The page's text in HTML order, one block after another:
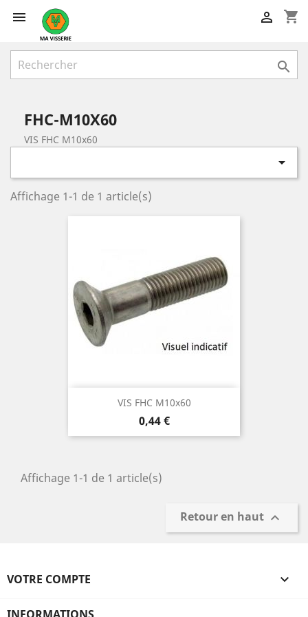
 shopping_cart


FHC-M10X60
VIS FHC M10x60

Affichage 1-1 de 1 article(s)
VIS FHC M10x60
Prix
0,44 €
Affichage 1-1 de 1 article(s)
Retour en haut 
VOTRE COMPTE 